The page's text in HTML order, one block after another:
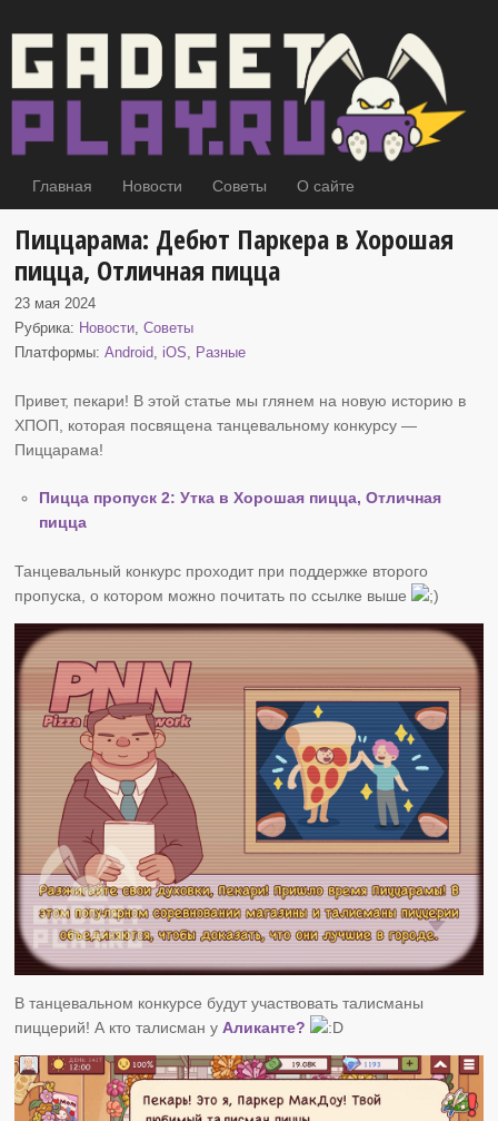
Главная Новости Советы О сайте
Пиццарама: Дебют Паркера в Хорошая
пицца, Отличная пицца
23 мая 2024
Рубрика: Новости,Советы
Платформы:Android, iOS, Разные
Привет, пекари! В этой статье мы глянем на новую историю в
ХПОП , которая посвящена танцевальному конкурсу —
Пиццарама!
Пицца пропуск 2: Утка в Хорошая пицца, Отличная
пицца
Танцевальный конкурс проходит при поддержке второго
пропуска, о котором можно почитать по ссылке выше
В танцевальном конкурсе будут участвовать талисманы
пиццерий! А кто талисман у Аликанте?